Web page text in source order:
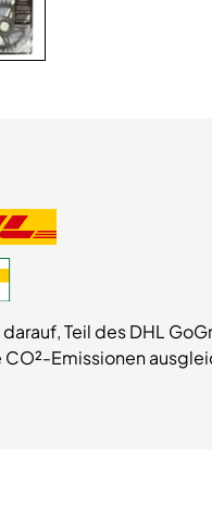
Teil des DHL
CO²-Emissionen